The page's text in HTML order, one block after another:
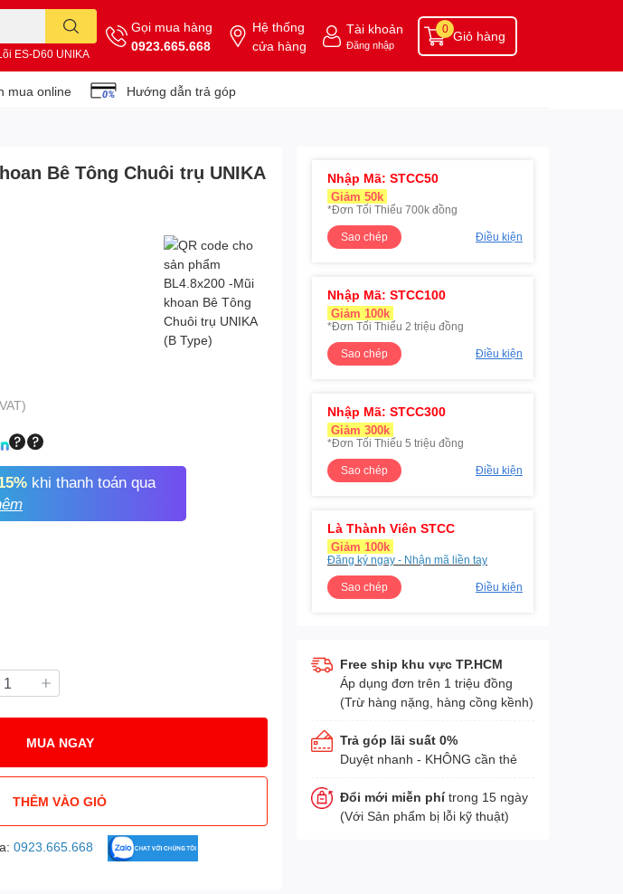
ES-D60 UNIKA
Gọi mua hàng
0923.665.668
Hệ thống
cửa hàng
Tài khoản
Đăng nhập
Giỏ hàng
0
mua online Hướng dẫn trả góp
Bê Tông Chuôi trụ UNIKA
khi thanh toán qua
MUA NGAY
THÊM VÀO GIỎ
0923.665.668
Nhập Mã: STCC50
Giảm 50k
*Đơn Tối Thiểu 700k đồng
Sao chép
Điều kiện
Nhập Mã: STCC100
Giảm 100k
*Đơn Tối Thiểu 2 triệu đồng
Sao chép
Điều kiện
Nhập Mã: STCC300
Giảm 300k
*Đơn Tối Thiểu 5 triệu đồng
Sao chép
Điều kiện
Là Thành Viên STCC
Giảm 100k
Đăng ký ngay - Nhận mã liền tay
Sao chép
Điều kiện
Free ship khu vực TP.HCM
Áp dụng đơn trên 1 triệu đồng
(Trừ hàng nặng, hàng cồng kềnh)
Trả góp lãi suất 0%
Duyệt nhanh - KHÔNG cần thẻ
Đổi mới miễn phítrong 15 ngày
(Với Sản phẩm bị lỗi kỹ thuật)